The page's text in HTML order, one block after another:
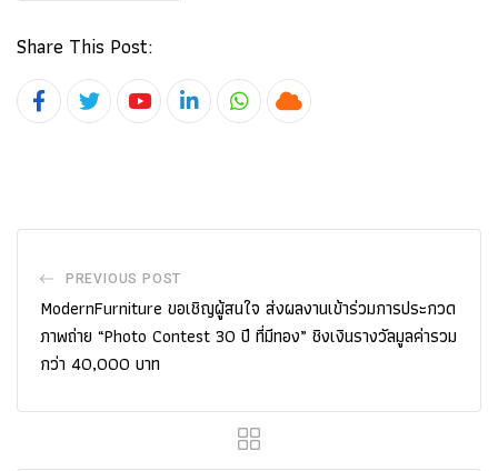
Share This Post:
YoutubeLinkedInWhatsapp
Cloud
PREVIOUS POST
ModernFurniture ขอเชิญผู้สนใจ ส่งผลงานเข้าร่วมการประกวด
ภาพถ่าย “Photo Contest 30 ปี ที่มีทอง” ชิงเงินรางวัลมูลค่ารวม
กว่า 40,000 บาท